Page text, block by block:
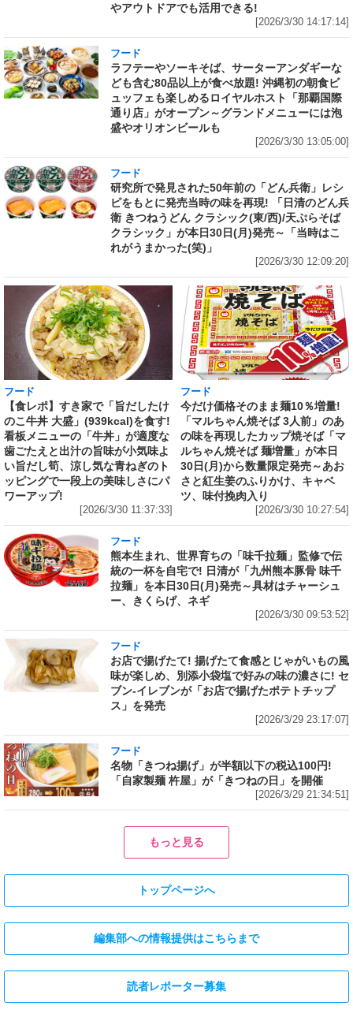
やアウトドアでも活用できる!
[2026/3/30 14:17:14]
フード
ラフテーやソーキそば、サーターアンダギーな
ども含む80品以上が食べ放題! 沖縄初の朝食ビ
ュッフェも楽しめるロイヤルホスト「那覇国際
通り店」がオープン～グランドメニューには泡
盛やオリオンビールも
[2026/3/30 13:05:00]
フード
研究所で発見された50年前の「どん兵衛」レシ
ピをもとに発売当時の味を再現! 「日清のどん兵
衛 きつねうどん クラシック(東/西)/天ぷらそば
クラシック」が本日30日(月)発売～「当時はこ
れがうまかった(笑)」
[2026/3/30 12:09:20]
フード
【食レポ】すき家で「旨だしたけ
のこ牛丼 大盛」(939kcal)を食す!
看板メニューの「牛丼」が適度な
歯ごたえと出汁の旨味が小気味よ
い旨だし筍、涼し気な青ねぎのト
ッピングで一段上の美味しさにパ
ワーアップ!
[2026/3/30 11:37:33]
フード
今だけ価格そのまま麺10％増量!
「マルちゃん焼そば 3人前」のあ
の味を再現したカップ焼そば「マ
ルちゃん焼そば 麺増量」が本日
30日(月)から数量限定発売～あお
さと紅生姜のふりかけ、キャベ
ツ、味付挽肉入り
[2026/3/30 10:27:54]
フード
熊本生まれ、世界育ちの「味千拉麺」監修で伝
統の一杯を自宅で! 日清が「九州熊本豚骨 味千
拉麺」を本日30日(月)発売～具材はチャーシュ
ー、きくらげ、ネギ
[2026/3/30 09:53:52]
フード
お店で揚げたて! 揚げたて食感とじゃがいもの風
味が楽しめ、別添小袋塩で好みの味の濃さに! セ
ブン‐イレブンが「お店で揚げたポテトチップ
ス」を発売
[2026/3/29 23:17:07]
フード
名物「きつね揚げ」が半額以下の税込100円!
「自家製麺 杵屋」が「きつねの日」を開催
[2026/3/29 21:34:51]
もっと見る
トップページへ
編集部への情報提供はこちらまで
読者レポーター募集